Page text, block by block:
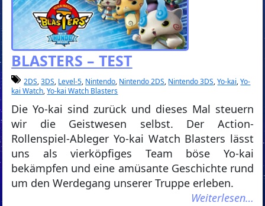
BLASTERS – TEST
2DS,3DS, Level-5, Nintendo, Nintendo 2DS, Nintendo 3DS,Yo-kai,Yo-
kai Watch,Yo-kai Watch Blasters
Die Yo-kai sind zurück und dieses Mal steuern
wir die Geistwesen selbst. Der Action-
Rollenspiel-Ableger Yo-kai Watch Blasters lässt
uns als vierköpfiges Team böse Yo-kai
bekämpfen und eine amüsante Geschichte rund
um den Werdegang unserer Truppe erleben.
Weiterlesen…